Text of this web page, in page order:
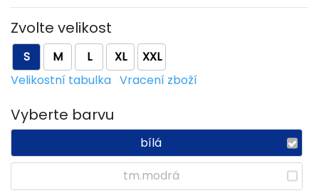
Zvolte velikost
S M L XL
XXL
Velikostní tabulka Vracení zboží
Vyberte barvu
bílá
tm.modrá